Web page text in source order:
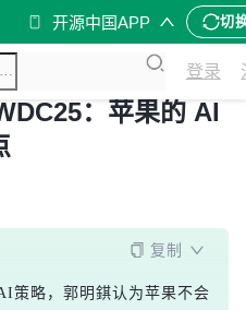
开源中国APP 切
登录
：苹果的 AI
复制
策略，郭明錤认为苹果不会